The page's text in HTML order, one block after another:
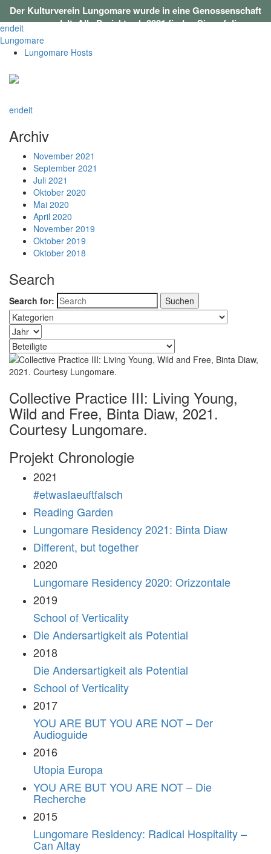
Der Kulturverein Lungomare wurde in eine Genossenschaft
umgewandelt. Alle Projekte ab 2021 finden Sie aufdieser
endeit
Lungomare
Lungomare Hosts
endeit
Archiv
November 2021
September 2021
Juli 2021
Oktober 2020
Mai 2020
April 2020
November 2019
Oktober 2019
Oktober 2018
Search
Search for:
Collective Practice III: Living Young,
Wild and Free, Binta Diaw, 2021.
Courtesy Lungomare.
Projekt Chronologie
2021
#etwaslaeuftfalsch
Reading Garden
Lungomare Residency 2021: Binta Diaw
Different, but together
2020
Lungomare Residency 2020: Orizzontale
2019
School of Verticality
Die Andersartigkeit als Potential
2018
Die Andersartigkeit als Potential
School of Verticality
2017
YOU ARE BUT YOU ARE NOT – Der
Audioguide
2016
Utopia Europa
YOU ARE BUT YOU ARE NOT – Die
Recherche
2015
Lungomare Residency: Radical Hospitality –
Can Altay